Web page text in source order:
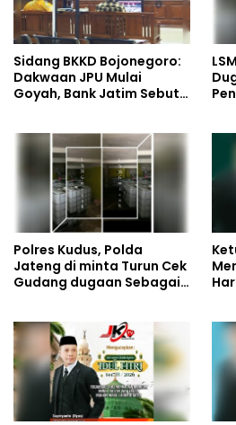
Sidang BKKD Bojonegoro:
Dakwaan JPU Mulai
Goyah, Bank Jatim Sebut
Polres Kudus, Polda
Jateng di minta Turun Cek
Gudang dugaan Sebagai
Timur